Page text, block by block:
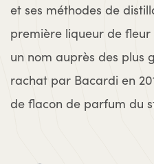
et ses méthodes de
première liqueur de
un nom auprès des plus
rachat par Bacardi en
de flacon de parfum du